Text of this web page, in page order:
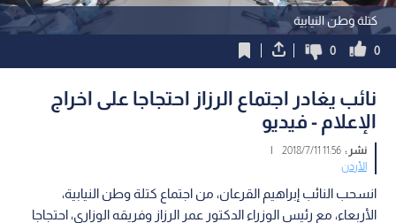
كتلة وطن النيابية
0
0
نائب يغادر اجتماع الرزاز احتجاجا على اخراج
الإعلام - فيديو
نشر :11:56 2018/7/11
|
الأردن
انسحب النائب إبراهيم القرعان، من اجتماع كتلة وطن النيابية،
الأربعاء، مع رئيس الوزراء الدكتور عمر الرزاز وفريقه الوزاري، احتجاجا